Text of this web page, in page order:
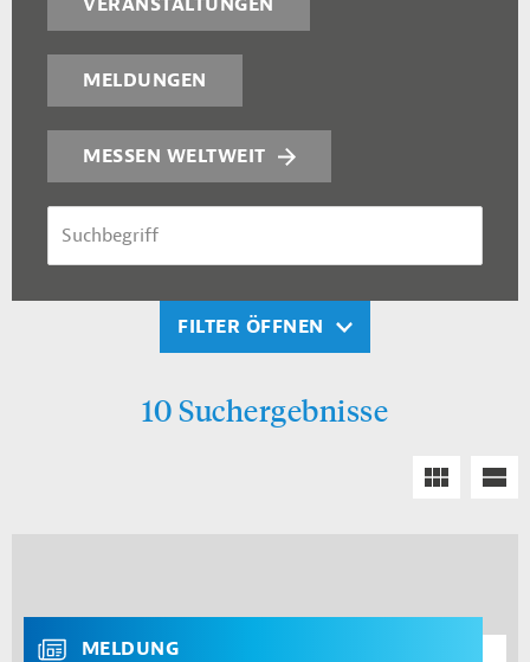
VERANSTALTUNGEN
MELDUNGEN
MESSEN WELTWEIT
FILTER ÖFFNEN
10 Suchergebnisse
MELDUNG